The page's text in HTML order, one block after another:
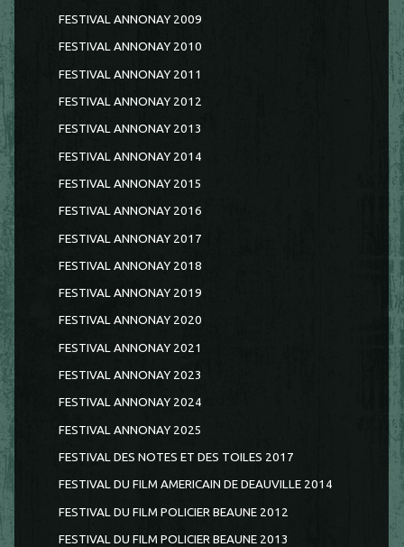
FESTIVAL ANNONAY 2009
FESTIVAL ANNONAY 2010
FESTIVAL ANNONAY 2011
FESTIVAL ANNONAY 2012
FESTIVAL ANNONAY 2013
FESTIVAL ANNONAY 2014
FESTIVAL ANNONAY 2015
FESTIVAL ANNONAY 2016
FESTIVAL ANNONAY 2017
FESTIVAL ANNONAY 2018
FESTIVAL ANNONAY 2019
FESTIVAL ANNONAY 2020
FESTIVAL ANNONAY 2021
FESTIVAL ANNONAY 2023
FESTIVAL ANNONAY 2024
FESTIVAL ANNONAY 2025
FESTIVAL DES NOTES ET DES TOILES 2017
FESTIVAL DU FILM AMERICAIN DE DEAUVILLE 2014
FESTIVAL DU FILM POLICIER BEAUNE 2012
FESTIVAL DU FILM POLICIER BEAUNE 2013